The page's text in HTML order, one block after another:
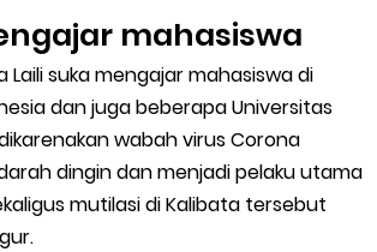
mahasiswa
Laili suka mengajar mahasiswa di
dan juga beberapa Universitas
wabah virus Corona
dingin dan menjadi pelaku utama
mutilasi di Kalibata tersebut